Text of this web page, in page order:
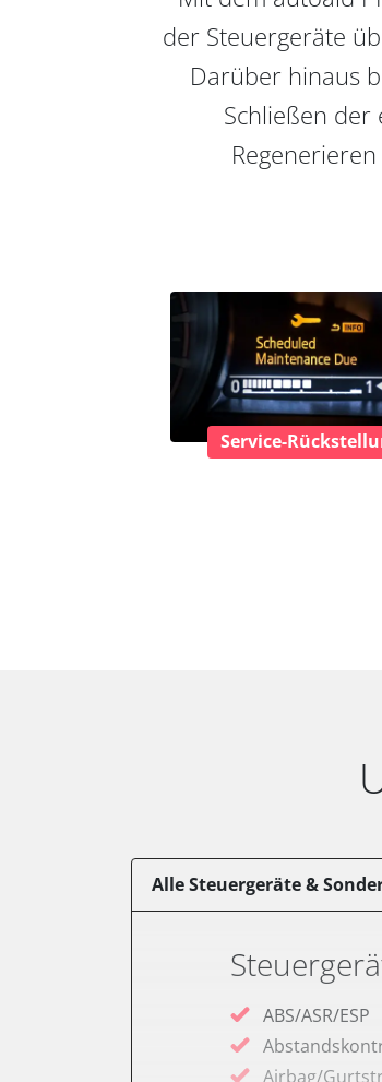
der Steuergeräte
Darüber hinaus
Schließen der
Service-
Alle Steuergeräte &
ABS/ASR/ESP
Airbag/